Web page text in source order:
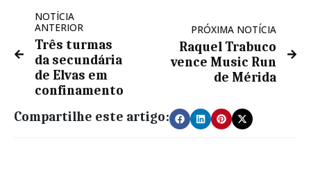
NOTÍCIA
ANTERIOR
Três turmas
da secundária
de Elvas em
confinamento
PRÓXIMA NOTÍCIA
Raquel Trabuco
vence Music Run
de Mérida
Compartilhe este artigo: